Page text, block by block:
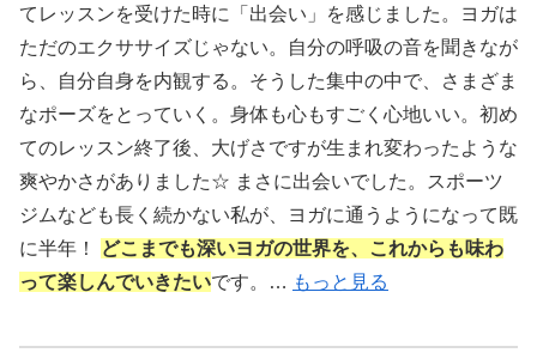
てレッスンを受けた時に「出会い」を感じました。ヨガは
ただのエクササイズじゃない。自分の呼吸の音を聞きなが
ら、自分自身を内観する。そうした集中の中で、さまざま
なポーズをとっていく。身体も心もすごく心地いい。初め
てのレッスン終了後、大げさですが生まれ変わったような
爽やかさがありました☆ まさに出会いでした。スポーツ
ジムなども長く続かない私が、ヨガに通うようになって既
に半年！
どこまでも深いヨガの世界を、これからも味わ
って楽しんでいきたいです。… もっと見る